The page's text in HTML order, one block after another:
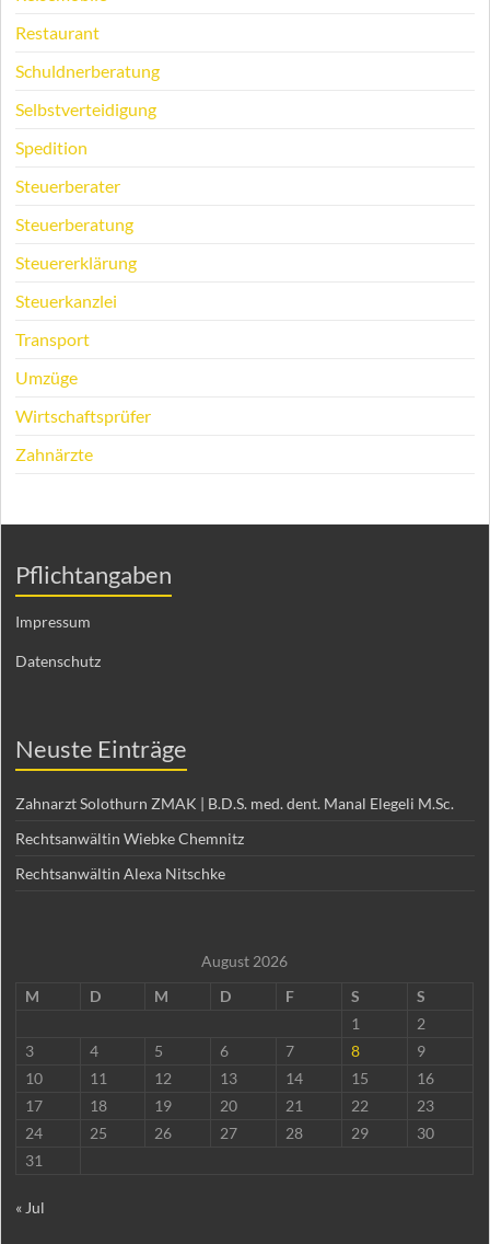
Restaurant
Schuldnerberatung
Selbstverteidigung
Spedition
Steuerberater
Steuerberatung
Steuererklärung
Steuerkanzlei
Transport
Umzüge
Wirtschaftsprüfer
Zahnärzte
Pflichtangaben
Impressum
Datenschutz
Neuste Einträge
Zahnarzt Solothurn ZMAK | B.D.S. med. dent. Manal Elegeli M.Sc.
Rechtsanwältin Wiebke Chemnitz
Rechtsanwältin Alexa Nitschke
August 2026
M
D M D F S
S
1
2
3
4 5 6 7 8
9
10
11 12 13 14 15
16
17
18 19 20 21 22
23
24
25 26 27 28 29
30
31
« Jul